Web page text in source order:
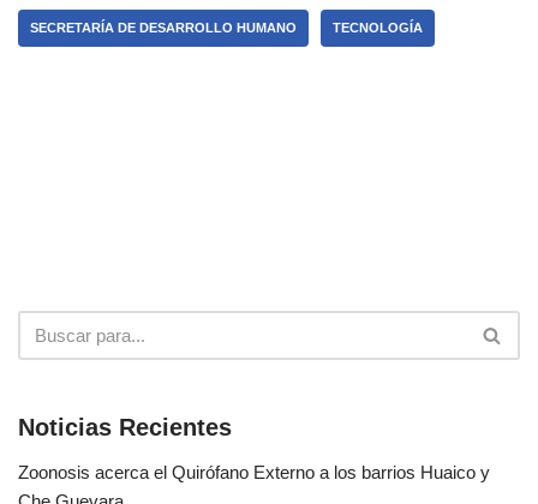
SECRETARÍA DE DESARROLLO HUMANO TECNOLOGÍA
Noticias Recientes
Zoonosis acerca el Quirófano Externo a los barrios Huaico y